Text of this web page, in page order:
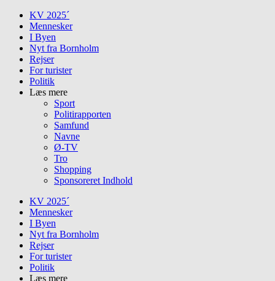
Skip
content
KV 2025´
Mennesker
I Byen
Nyt fra Bornholm
Rejser
For turister
Politik
Læs mere
Sport
Politirapporten
Samfund
Navne
Ø-TV
Tro
Shopping
Sponsoreret Indhold
KV 2025´
Mennesker
I Byen
Nyt fra Bornholm
Rejser
For turister
Politik
Læs mere